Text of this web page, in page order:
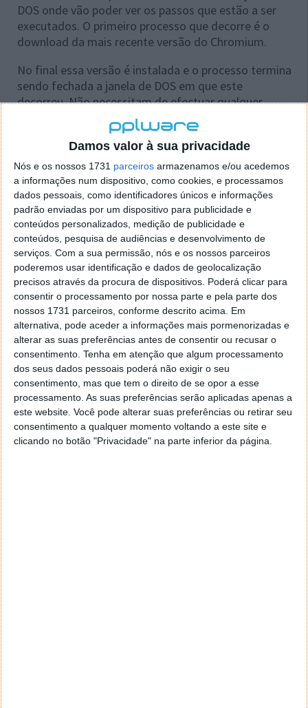
Damos valor à sua privacidade
Nós e os nossos 1731 parceiros armazenamos e/ou acedemos
a informações num dispositivo, como cookies, e processamos
dados pessoais, como identificadores únicos e informações
padrão enviadas por um dispositivo para publicidade e
conteúdos personalizados, medição de publicidade e
conteúdos, pesquisa de audiências e desenvolvimento de
serviços. Com a sua permissão, nós e os nossos parceiros
poderemos usar identificação e dados de geolocalização
precisos através da procura de dispositivos. Poderá clicar para
consentir o processamento por nossa parte e pela parte dos
nossos 1731 parceiros, conforme descrito acima. Em
alternativa, pode aceder a informações mais pormenorizadas e
alterar as suas preferências antes de consentir ou recusar o
consentimento. Tenha em atenção que algum processamento
dos seus dados pessoais poderá não exigir o seu
consentimento, mas que tem o direito de se opor a esse
processamento. As suas preferências serão aplicadas apenas a
este website. Você pode alterar suas preferências ou retirar seu
consentimento a qualquer momento voltando a este site e
clicando no botão "Privacidade" na parte inferior da página.
DOS onde vão poder ver os passos que estão a ser
executados. O primeiro processo que decorre é o
download da mais recente versão do Chromium.
No final essa versão é instalada e o processo termina
sendo fechada a janela de DOS em que este
decorreu. Não necessitam de efectuar qualquer
alteração ao Chromium que têm lançado e nem
necessitam de fechar as janelas que tenham abertas
deste browser. Naturalmente que para usarem a mais
recente versão devem reiniciar o Chrome.
O Chromium Auto Updater vai-vos permitir terem o
vosso Chromium actualizado sempre para a mais
recente versão, sem que precisem de ter qualquer
software a correr em background e a consumir
recursos.